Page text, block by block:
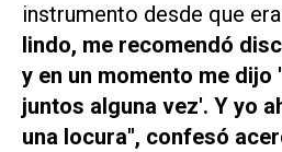
instrumento desde que
lindo, me recomendó
y en un momento me dijo
juntos alguna vez'. Y yo
una locura", confesó